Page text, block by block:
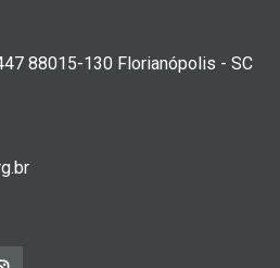
88015-130 Florianópolis - SC